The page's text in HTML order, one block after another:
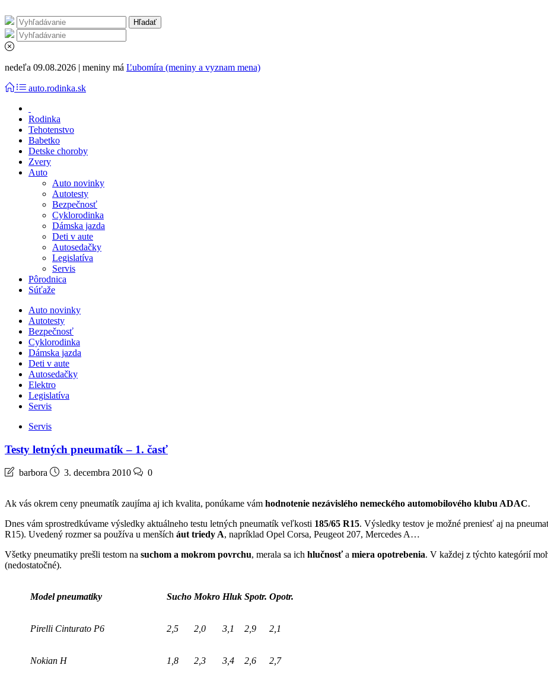
nedeľa 09.08.2026 | meniny má Ľubomíra (meniny a vyznam mena)
auto.rodinka.sk
Rodinka
Tehotenstvo
Babetko
Detske choroby
Zvery
Auto
Auto novinky
Autotesty
Bezpečnosť
Cyklorodinka
Dámska jazda
Deti v aute
Autosedačky
Legislatíva
Servis
Pôrodnica
Súťaže
Auto novinky
Autotesty
Bezpečnosť
Cyklorodinka
Dámska jazda
Deti v aute
Autosedačky
Elektro
Legislatíva
Servis
Servis
Testy letných pneumatík – 1. časť
barbora 3. decembra 2010 0
Ak vás okrem ceny pneumatík zaujíma aj ich kvalita, ponúkame vám hodnotenie nezávislého nemeckého automobilového klubu ADAC.
Dnes vám sprostredkúvame výsledky aktuálneho testu letných pneumatík veľkosti 185/65 R15. Výsledky testov je možné preniesť aj na
R15). Uvedený rozmer sa používa u menších áut triedy A, napríklad Opel Corsa, Peugeot 207, Mercedes A…
Všetky pneumatiky prešli testom na suchom a mokrom povrchu, merala sa ich hlučnosťa miera opotrebenia. V každej z týchto kategórií
(nedostatočné).
Model pneumatiky Sucho Mokro Hluk Spotr. Opotr.
Pirelli Cinturato P6 2,5 2,0 3,1 2,9 2,1
Nokian H 1,8 2,3 3,4 2,6 2,7